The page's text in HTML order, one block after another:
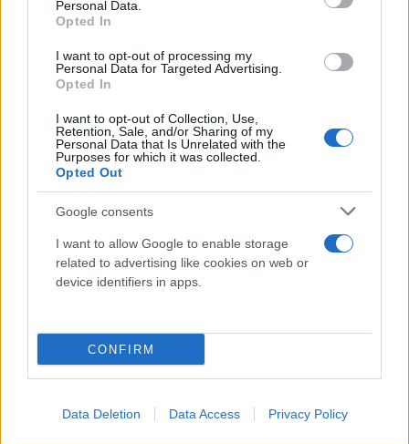
Personal Data.
Opted In
I want to opt-out of processing my
Personal Data for Targeted Advertising.
Opted In
I want to opt-out of Collection, Use,
Retention, Sale, and/or Sharing of my
Personal Data that Is Unrelated with the
Purposes for which it was collected.
Opted Out
Google consents
I want to allow Google to enable storage
related to advertising like cookies on web or
device identifiers in apps.
CONFIRM
Data Deletion Data Access Privacy Policy
Πραγματογνώμονας για το τροχαίο στις
Σέρρες: «Κάτι απέσπασε την προσοχή του
οδηγού»